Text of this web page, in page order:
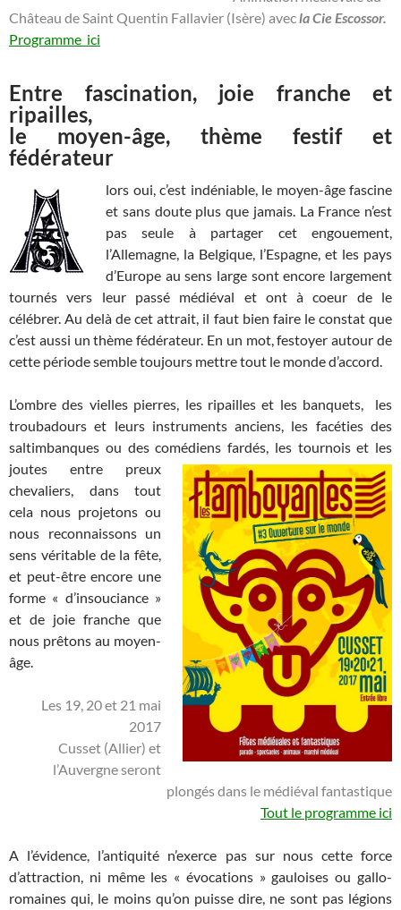
Château de Saint Quentin Fallavier (Isère) avecla Cie Escossor.
Programme ici
Entre fascination, joie franche et
ripailles,
le moyen-âge, thème festif et
fédérateur
lors oui, c’est indéniable, le moyen-âge fascine
et sans doute plus que jamais. La France n’est
pas seule à partager cet engouement,
l’Allemagne, la Belgique, l’Espagne, et les pays
d’Europe au sens large sont encore largement
tournés vers leur passé médiéval et ont à coeur de le
célébrer. Au delà de cet attrait, il faut bien faire le constat que
c’est aussi un thème fédérateur. En un mot, festoyer autour de
cette période semble toujours mettre tout le monde d’accord.
L’ombre des vielles pierres, les ripailles et les banquets, les
troubadours et leurs instruments anciens, les facéties des
saltimbanques ou des comédiens fardés, les tournois et les
joutes entre preux
chevaliers, dans tout
cela nous projetons ou
nous reconnaissons un
sens véritable de la fête,
et peut-être encore une
forme « d’insouciance »
et de joie franche que
nous prêtons au moyen-
âge.
Les 19, 20 et 21 mai
2017
Cusset (Allier) et
l’Auvergne seront
plongés dans le médiéval fantastique
Tout le programme ici
A l’évidence, l’antiquité n’exerce pas sur nous cette force
d’attraction, ni même les « évocations » gauloises ou gallo-
romaines qui, le moins qu’on puisse dire, ne sont pas légions